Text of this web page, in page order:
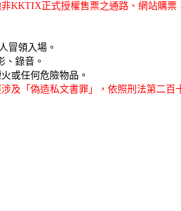
KKTIX正式授權售票之通路、網站購
冒領入場。
、錄音。
或任何危險物品。
「偽造私文書罪」，依照刑法第二